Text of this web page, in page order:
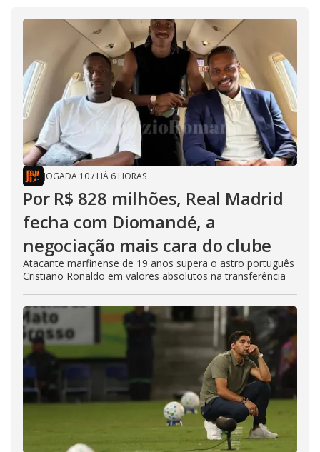
JOGADA 10/ HÁ 6 HORAS
Por R$ 828 milhões, Real Madrid
fecha com Diomandé, a
negociação mais cara do clube
Atacante marfinense de 19 anos supera o astro português
Cristiano Ronaldo em valores absolutos na transferência